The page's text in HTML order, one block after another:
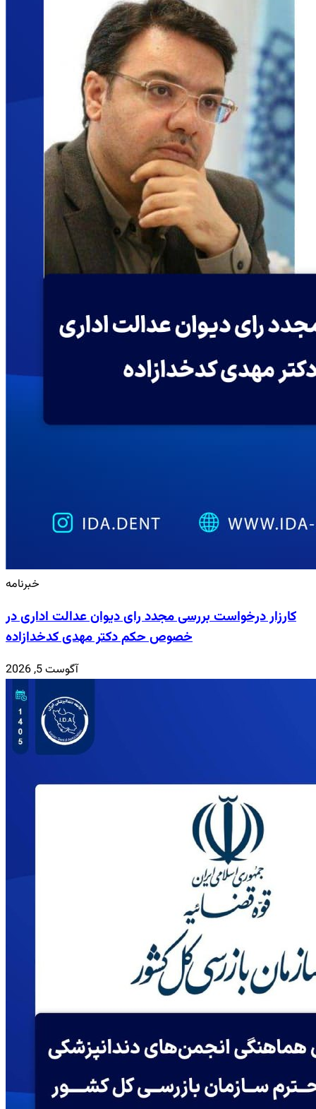
خبرنامه
کارزار درخواست بررسی مجدد رای دیوان عدالت اداری در
خصوص حکم دکتر مهدی کدخدازاده
آگوست 5, 2026